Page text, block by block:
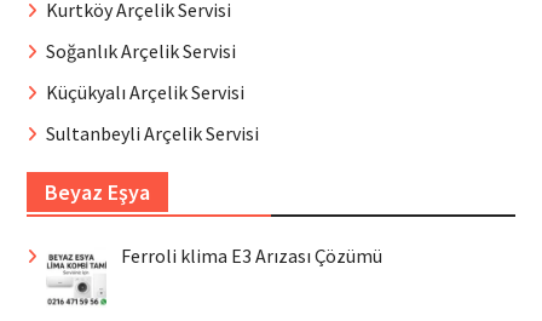
Kurtköy Arçelik Servisi
Soğanlık Arçelik Servisi
Küçükyalı Arçelik Servisi
Sultanbeyli Arçelik Servisi
Beyaz Eşya
Ferroli klima E3 Arızası Çözümü